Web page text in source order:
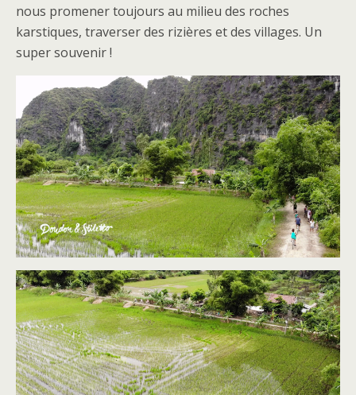
nous promener toujours au milieu des roches
karstiques, traverser des rizières et des villages. Un
super souvenir !